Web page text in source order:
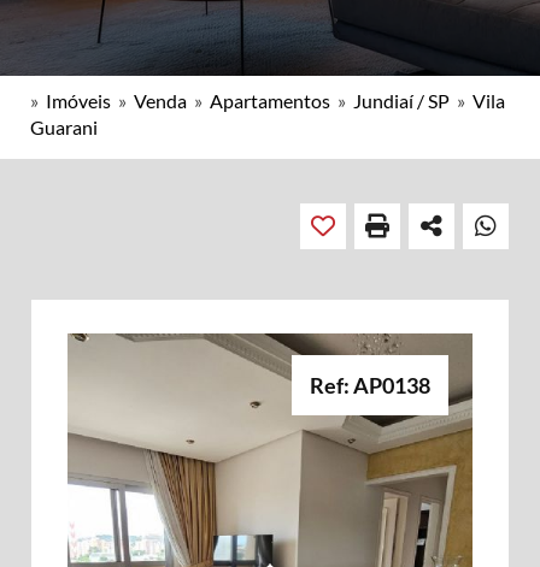
» Imóveis » Venda » Apartamentos » Jundiaí / SP » Vila
Guarani
Ref: AP0138